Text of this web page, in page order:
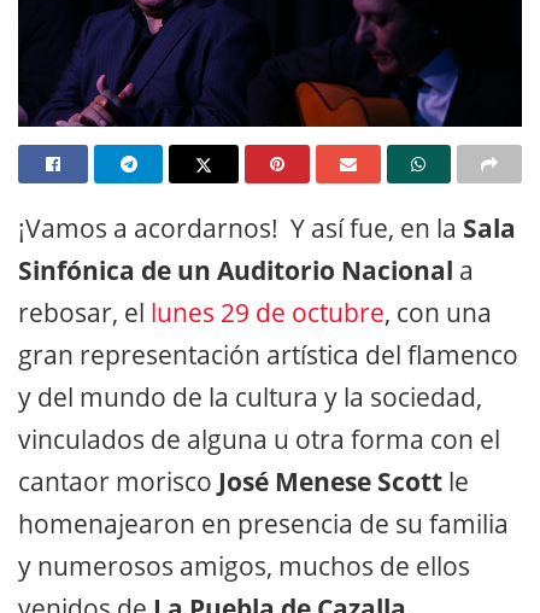
¡Vamos a acordarnos! Y así fue, en la Sala
Sinfónica de un Auditorio Nacional a
rebosar, el lunes 29 de octubre, con una
gran representación artística del flamenco
y del mundo de la cultura y la sociedad,
vinculados de alguna u otra forma con el
cantaor morisco José Menese Scott le
homenajearon en presencia de su familia
y numerosos amigos, muchos de ellos